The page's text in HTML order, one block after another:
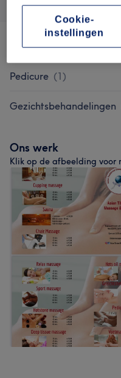
Massages (11)
Pedicure (1)
Gezichtsbehandelingen
Ons werk
Klik op de afbeelding voor
Cookie-
instellingen